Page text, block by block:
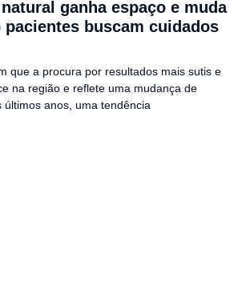
ganha espaço e muda
pacientes buscam cuidados
que a procura por resultados mais sutis e
na região e reflete uma mudança de
anos, uma tendência